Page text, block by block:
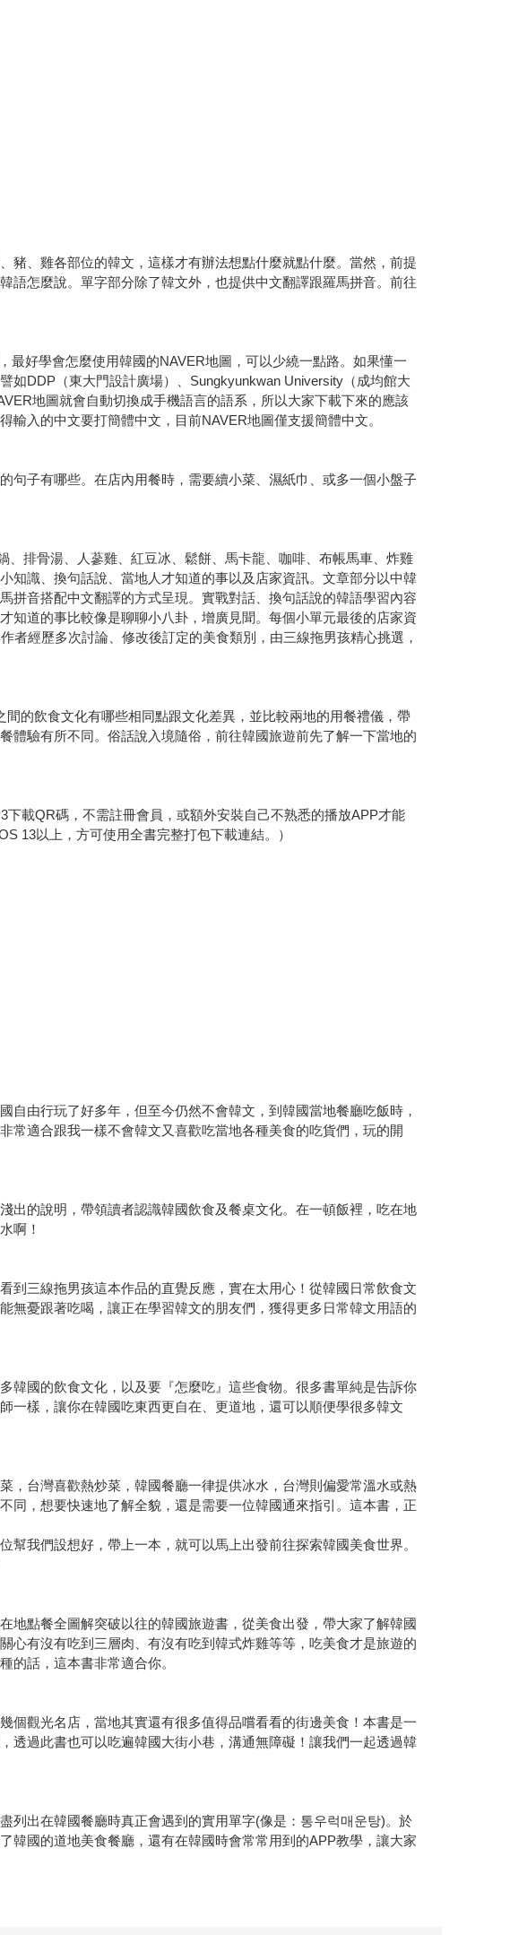
豬、雞各部位的韓文，這樣才有辦法想點什麼就點什麼。當然，前提
語怎麼說。單字部分除了韓文外，也提供中文翻譯跟羅馬拼音。前往
好學會怎麼使用韓國的NAVER地圖，可以少繞一點路。如果懂一
如DDP（東大門設計廣場）、Sungkyunkwan University（成均館大
地圖就會自動切換成手機語言的語系，所以大家下載下來的應該
入的中文要打簡體中文，目前NAVER地圖僅支援簡體中文。
句子有哪些。在店內用餐時，需要續小菜、濕紙巾、或多一個小盤子
排骨湯、人蔘雞、紅豆冰、鬆餅、馬卡龍、咖啡、布帳馬車、炸雞
知識、換句話說、當地人才知道的事以及店家資訊。文章部分以中韓
拼音搭配中文翻譯的方式呈現。實戰對話、換句話說的韓語學習內容
知道的事比較像是聊聊小八卦，增廣見聞。每個小單元最後的店家資
經歷多次討論、修改後訂定的美食類別，由三線拖男孩精心挑選，
的飲食文化有哪些相同點跟文化差異，並比較兩地的用餐禮儀，帶
體驗有所不同。俗話說入境隨俗，前往韓國旅遊前先了解一下當地的
載QR碼，不需註冊會員，或額外安裝自己不熟悉的播放APP才能
13以上，方可使用全書完整打包下載連結。）
由行玩了好多年，但至今仍然不會韓文，到韓國當地餐廳吃飯時，
常適合跟我一樣不會韓文又喜歡吃當地各種美食的吃貨們，玩的開
出的說明，帶領讀者認識韓國飲食及餐桌文化。在一頓飯裡，吃在地
啊！
到三線拖男孩這本作品的直覺反應，實在太用心！從韓國日常飲食文
無憂跟著吃喝，讓正在學習韓文的朋友們，獲得更多日常韓文用語的
韓國的飲食文化，以及要『怎麼吃』這些食物。很多書單純是告訴你
一樣，讓你在韓國吃東西更自在、更道地，還可以順便學很多韓文
，台灣喜歡熱炒菜，韓國餐廳一律提供冰水，台灣則偏愛常溫水或熱
同，想要快速地了解全貌，還是需要一位韓國通來指引。這本書，正
我們設想好，帶上一本，就可以馬上出發前往探索韓國美食世界。
地點餐全圖解突破以往的韓國旅遊書，從美食出發，帶大家了解韓國
心有沒有吃到三層肉、有沒有吃到韓式炸雞等等，吃美食才是旅遊的
的話，這本書非常適合你。
個觀光名店，當地其實還有很多值得品嚐看看的街邊美食！本書是一
透過此書也可以吃遍韓國大街小巷，溝通無障礙！讓我們一起透過韓
列出在韓國餐廳時真正會遇到的實用單字(像是：통우럭매운탕)。於
韓國的道地美食餐廳，還有在韓國時會常常用到的APP教學，讓大家